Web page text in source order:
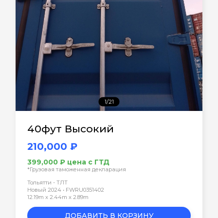
1/21
40фут Высокий
210,000 ₽
399,000 ₽ цена с ГТД
*Грузовая таможенная декларация
Тольятти - ТЛТ
Новый 2024 • FWRU0351402
12.19m x 2.44m x 2.89m
ДОБАВИТЬ В КОРЗИНУ